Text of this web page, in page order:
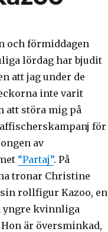
och förmiddagen
lördag har bjudit
att jag under de
inte varit
att störa mig på
för
av
“Partaj”. På
tronar Christine
rollfigur Kazoo, en
yngre kvinnliga
är översminkad,